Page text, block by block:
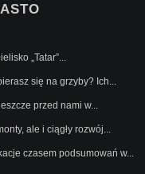
„Tatar”...
się na grzyby? Ich...
przed nami w...
ale i ciągły rozwój...
czasem podsumowań w...